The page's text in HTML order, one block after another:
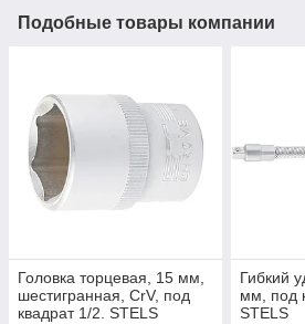
Подобные товары компании
Головка торцевая, 15 мм,
шестигранная, CrV, под
квадрат 1/2. STELS
Гибкий
мм, под
STELS